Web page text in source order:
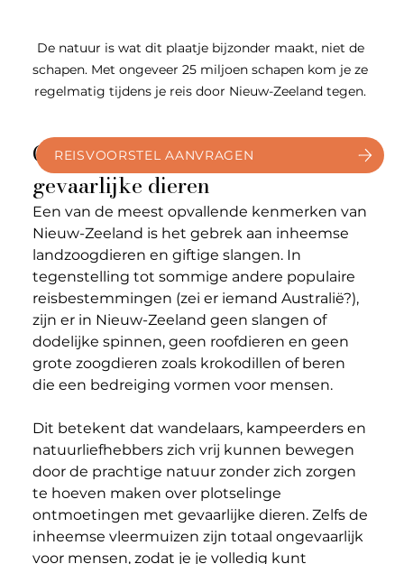
De natuur is wat dit plaatje bijzonder maakt, niet de
schapen. Met ongeveer 25 miljoen schapen kom je ze
regelmatig tijdens je reis door Nieuw-Zeeland tegen.
Geen giftige slangen of
gevaarlijke dieren
Een van de meest opvallende kenmerken van
Nieuw-Zeeland is het gebrek aan inheemse
landzoogdieren en giftige slangen. In
tegenstelling tot sommige andere populaire
reisbestemmingen (zei er iemand Australië?),
zijn er in Nieuw-Zeeland geen slangen of
dodelijke spinnen, geen roofdieren en geen
grote zoogdieren zoals krokodillen of beren
die een bedreiging vormen voor mensen.
Dit betekent dat wandelaars, kampeerders en
natuurliefhebbers zich vrij kunnen bewegen
door de prachtige natuur zonder zich zorgen
te hoeven maken over plotselinge
ontmoetingen met gevaarlijke dieren. Zelfs de
inheemse vleermuizen zijn totaal ongevaarlijk
voor mensen, zodat je je volledig kunt
REISVOORSTEL AANVRAGEN